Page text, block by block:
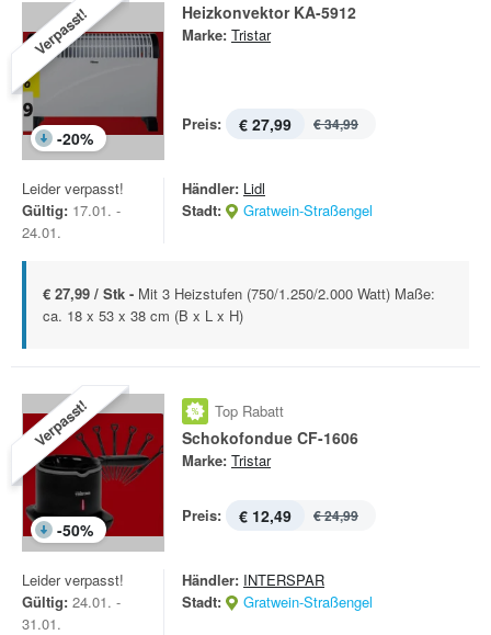
Verpasst!
-20%
Heizkonvektor KA-5912
Marke: Tristar
Preis: € 27,99 € 34,99
Leider verpasst!
Gültig: 17.01. -
24.01.
Händler: Lidl
Stadt:
Gratwein-Straßengel
€ 27,99 / Stk - Mit 3 Heizstufen (750/1.250/2.000 Watt) Maße:
ca. 18 x 53 x 38 cm (B x L x H)
Verpasst!
-50%
Top Rabatt
Schokofondue CF-1606
Marke: Tristar
Preis: € 12,49 € 24,99
Leider verpasst!
Gültig: 24.01. -
31.01.
Händler: INTERSPAR
Stadt:
Gratwein-Straßengel